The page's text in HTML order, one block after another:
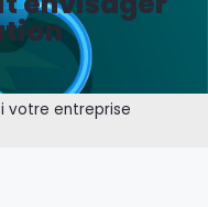
votre entreprise